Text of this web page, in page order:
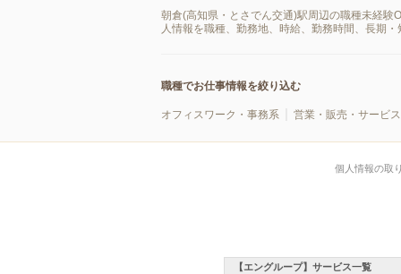
朝倉(高知県・とさでん交通)駅周辺の職種未経験
人情報を職種、勤務地、時給、勤務時間、長期
職種でお仕事情報を絞り込む
オフィスワーク・事務系 営業・販売・サービ
個人情報の取
【エングループ】サービス一覧